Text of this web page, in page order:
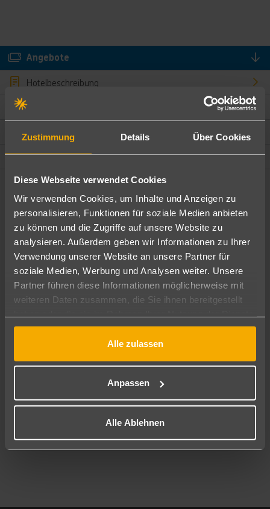
Zustimmung Details Über Cookies
Diese Webseite verwendet Cookies
Wir verwenden Cookies, um Inhalte und Anzeigen zu
personalisieren, Funktionen für soziale Medien anbieten
zu können und die Zugriffe auf unsere Website zu
analysieren. Außerdem geben wir Informationen zu Ihrer
Verwendung unserer Website an unsere Partner für
soziale Medien, Werbung und Analysen weiter. Unsere
Partner führen diese Informationen möglicherweise mit
weiteren Daten zusammen, die Sie ihnen bereitgestellt
gesammelt haben.
Alle zulassen
Anpassen
Alle Ablehnen
Angebote
Hotelbeschreibung
Hotelmerkmale
Bewertungen
Lage und Umgebung
Angebote filtern
Ändere die Kriterien nach deinen Wünschen
Pauschal Nur Hotel
Abflughafen
Reisezeitraum
12.08.26–10.08.27 7-21 Nächte
2 Erwachsene Keine Kinder